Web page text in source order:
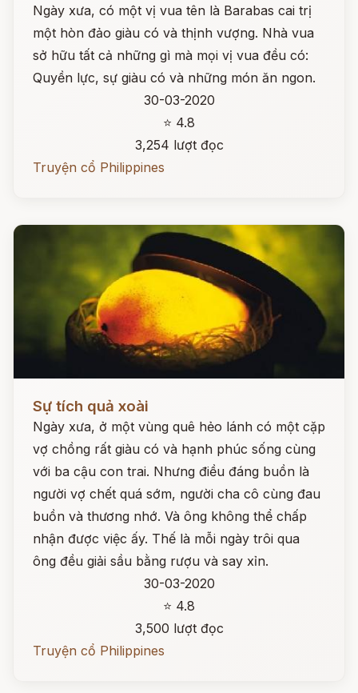
Ngày xưa, có một vị vua tên là Barabas cai trị
một hòn đảo giàu có và thịnh vượng. Nhà vua
sở hữu tất cả những gì mà mọi vị vua đều có:
Quyền lực, sự giàu có và những món ăn ngon.
30-03-2020
⭐ 4.8
3,254 lượt đọc
Truyện cổ Philippines
Sự tích quả xoài
Ngày xưa, ở một vùng quê hẻo lánh có một cặp
vợ chồng rất giàu có và hạnh phúc sống cùng
với ba cậu con trai. Nhưng điều đáng buồn là
người vợ chết quá sớm, người cha cô cùng đau
buồn và thương nhớ. Và ông không thể chấp
nhận được việc ấy. Thế là mỗi ngày trôi qua
ông đều giải sầu bằng rượu và say xỉn.
30-03-2020
⭐ 4.8
3,500 lượt đọc
Truyện cổ Philippines